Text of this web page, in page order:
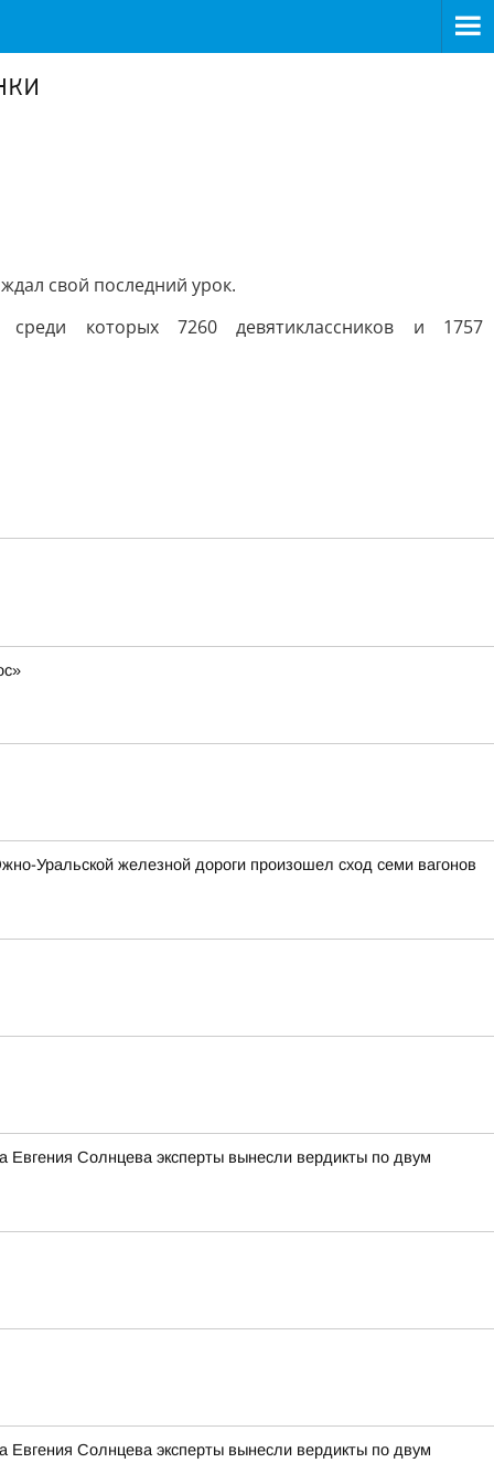
свой последний урок.
которых 7260 девятиклассников и 1757
Уральской железной дороги произошел сход семи вагонов
Евгения Солнцева эксперты вынесли вердикты по двум
Евгения Солнцева эксперты вынесли вердикты по двум